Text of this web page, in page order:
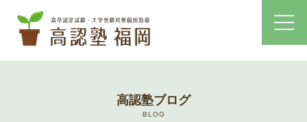
高認塾ブログ
BLOG